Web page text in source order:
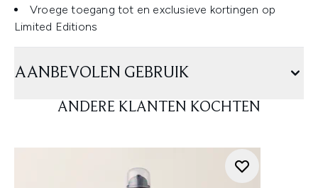
Vroege toegang tot en exclusieve kortingen op
Limited Editions
AANBEVOLEN GEBRUIK
ANDERE KLANTEN KOCHTEN